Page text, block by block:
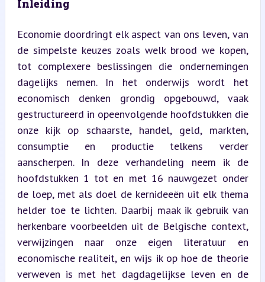
Inleiding
Economie doordringt elk aspect van ons leven, van
de simpelste keuzes zoals welk brood we kopen,
tot complexere beslissingen die ondernemingen
dagelijks nemen. In het onderwijs wordt het
economisch denken grondig opgebouwd, vaak
gestructureerd in opeenvolgende hoofdstukken die
onze kijk op schaarste, handel, geld, markten,
consumptie en productie telkens verder
aanscherpen. In deze verhandeling neem ik de
hoofdstukken 1 tot en met 16 nauwgezet onder
de loep, met als doel de kernideeën uit elk thema
helder toe te lichten. Daarbij maak ik gebruik van
herkenbare voorbeelden uit de Belgische context,
verwijzingen naar onze eigen literatuur en
economische realiteit, en wijs ik op hoe de theorie
verweven is met het dagdagelijkse leven en de